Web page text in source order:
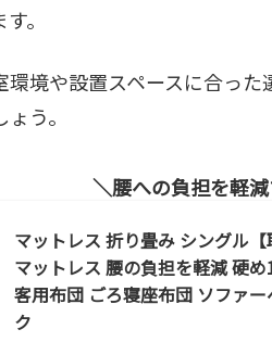
。
環境や設置スペースに合っ
う。
腰への負担を軽
マットレス 折り畳み シングル
マットレス 腰の負担を軽減 硬
客用布団 ごろ寝座布団 ソファ
ク